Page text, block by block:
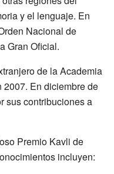
y el lenguaje. En
Nacional de
Gran Oficial.
de la Academia
En diciembre de
sus contribuciones a
Premio Kavli de
incluyen: